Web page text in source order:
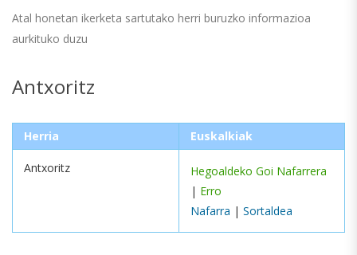
Atal honetan ikerketa sartutako herri buruzko informazioa
aurkituko duzu
Antxoritz
Herria Euskalkiak
Antxoritz
Hegoaldeko Goi Nafarrera
| Erro
Nafarra | Sortaldea